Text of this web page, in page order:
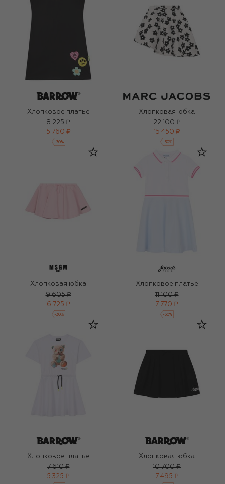
Хлопковое платье
8 225 ₽
5 760 ₽
-30%
Хлопковая юбка
22 100 ₽
15 450 ₽
-30%
Хлопковая юбка
9 605 ₽
6 725 ₽
-30%
Хлопковое платье
11 100 ₽
7 770 ₽
-30%
Хлопковое платье
7 610 ₽
5 325 ₽
Хлопковая юбка
10 700 ₽
7 495 ₽